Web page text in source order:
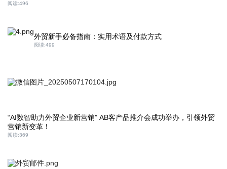
阅读:496
外贸新手必备指南：实用术语及付款方式
阅读:499
“AI数智助力外贸企业新营销” AB客产品推介会成功举办，引领外贸
营销新变革！
阅读:369